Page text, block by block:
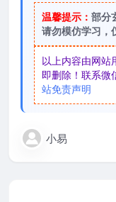
温馨提示： 部分
请勿模仿学习，
以上内容由网站
即删除！联系
站免责声明
小易